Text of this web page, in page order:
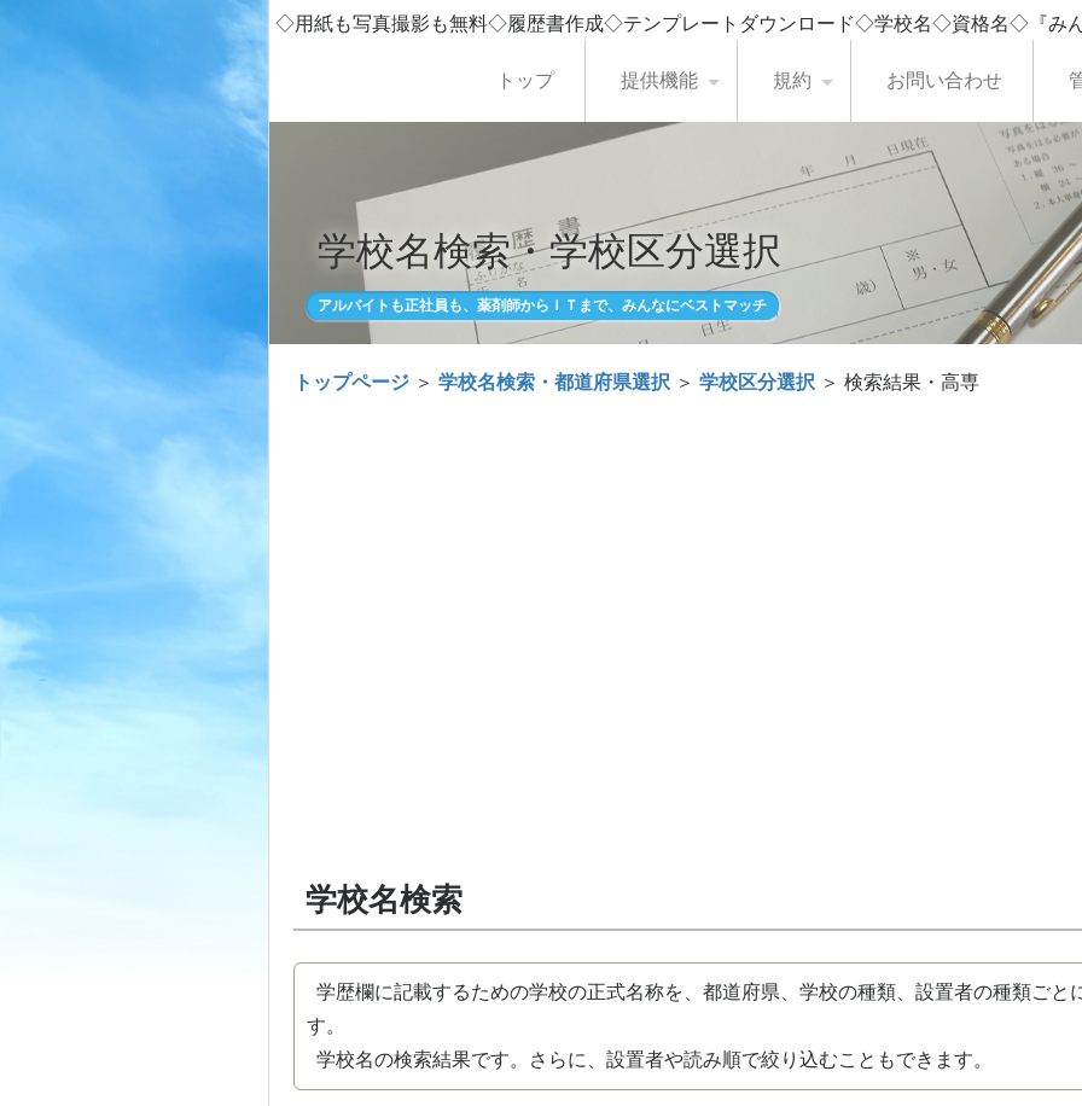
◇用紙も写真撮影も無料◇履歴書作成◇テンプレートダウンロード◇学校名◇資格名◇『み
トップ 提供機能 規約 お問い合わせ
学校名検索・学校区分選択
アルバイトも正社員も、薬剤師からＩＴまで、みんなにベストマッチ
トップページ ＞ 学校名検索・都道府県選択 ＞ 学校区分選択 ＞ 検索結果・高専
学校名検索
学歴欄に記載するための学校の正式名称を、都道府県、学校の種類、設置者の種類ごと
す。
学校名の検索結果です。さらに、設置者や読み順で絞り込むこともできます。